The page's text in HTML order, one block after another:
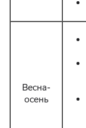
Весна-
осень